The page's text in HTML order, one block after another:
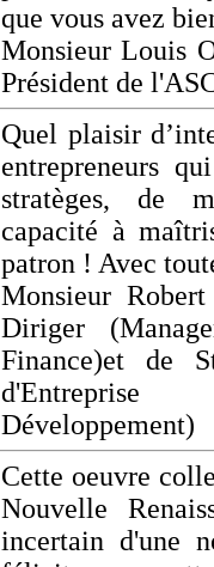
que vous avez
Monsieur Louis
Président de
Quel plaisir
entrepreneurs
stratèges, de
capacité à
patron ! Avec
Monsieur
Diriger
Finance)et de
Développement)
Cette oeuvre
Nouvelle
incertain d'une